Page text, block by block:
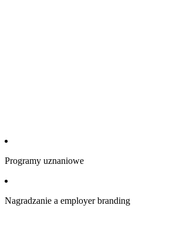
Programy uznaniowe
Nagradzanie a employer branding